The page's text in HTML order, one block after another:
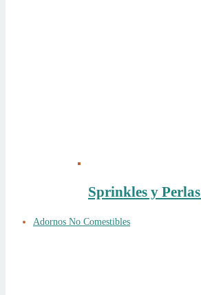
Sprinkles y Perlas
Adornos No Comestibles